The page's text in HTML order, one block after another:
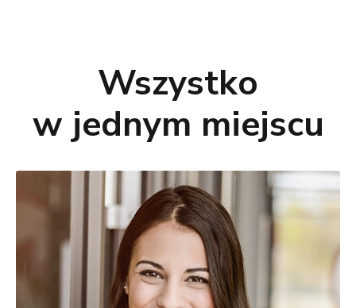
Wszystko
w jednym miejscu